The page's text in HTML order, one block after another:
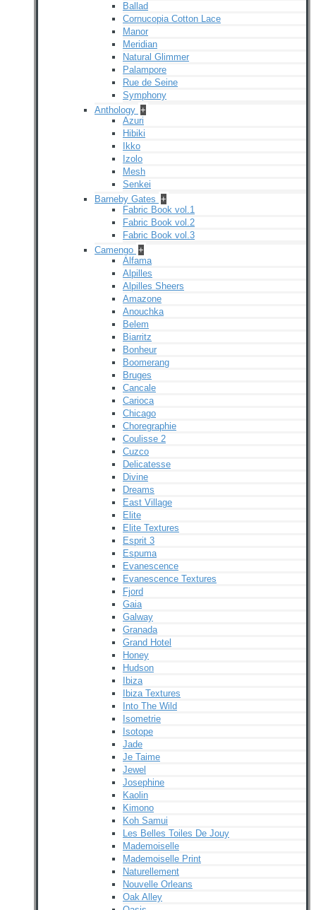
Ballad
Cornucopia Cotton Lace
Manor
Meridian
Natural Glimmer
Palampore
Rue de Seine
Symphony
Anthology +
Azuri
Hibiki
Ikko
Izolo
Mesh
Senkei
Barneby Gates +
Fabric Book vol.1
Fabric Book vol.2
Fabric Book vol.3
Camengo +
Alfama
Alpilles
Alpilles Sheers
Amazone
Anouchka
Belem
Biarritz
Bonheur
Boomerang
Bruges
Cancale
Carioca
Chicago
Choregraphie
Coulisse 2
Cuzco
Delicatesse
Divine
Dreams
East Village
Elite
Elite Textures
Esprit 3
Espuma
Evanescence
Evanescence Textures
Fjord
Gaia
Galway
Granada
Grand Hotel
Honey
Hudson
Ibiza
Ibiza Textures
Into The Wild
Isometrie
Isotope
Jade
Je Taime
Jewel
Josephine
Kaolin
Kimono
Koh Samui
Les Belles Toiles De Jouy
Mademoiselle
Mademoiselle Print
Naturellement
Nouvelle Orleans
Oak Alley